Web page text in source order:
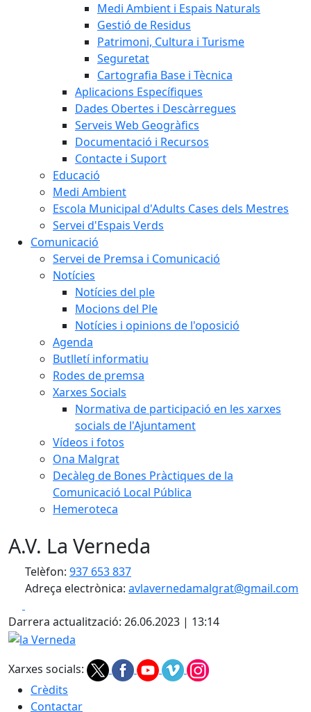
Medi Ambient i Espais Naturals
Gestió de Residus
Patrimoni, Cultura i Turisme
Seguretat
Cartografia Base i Tècnica
Aplicacions Específiques
Dades Obertes i Descàrregues
Serveis Web Geogràfics
Documentació i Recursos
Contacte i Suport
Educació
Medi Ambient
Escola Municipal d'Adults Cases dels Mestres
Servei d'Espais Verds
Comunicació
Servei de Premsa i Comunicació
Notícies
Notícies del ple
Mocions del Ple
Notícies i opinions de l'oposició
Agenda
Butlletí informatiu
Rodes de premsa
Xarxes Socials
Normativa de participació en les xarxes
socials de l'Ajuntament
Vídeos i fotos
Ona Malgrat
Decàleg de Bones Pràctiques de la
Comunicació Local Pública
Hemeroteca
A.V. La Verneda
Telèfon: 937 653 837
Adreça electrònica: avlavernedamalgrat@gmail.com
Darrera actualització: 26.06.2023 | 13:14
la Verneda
Xarxes socials:
Crèdits
Contactar